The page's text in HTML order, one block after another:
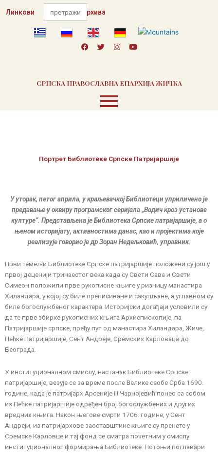
наЛинкови Контакт Архива
Search
for:
F
a
o
o
T
w
e
r
I
n
g
r
a
m
Y
o
b
e
СРПСКА ПРАВОСЛАВНА ЕПАРХИЈА ЖИЧКА
Портрет Библиотеке Српске Патријаршије
У уторак, петог априла, у краљевачкој Библиотеци уприличено је
предавање у оквиру програмског серијала „Водич кроз установе
културе“. Представљена је Библиотека Српске патријаршије, а о
њеном историјату, активностима данас, као и пројектима које
реализује говорио је др Зоран Недељковић, управник.
Први темељи Библиотеке Српске патријаршије положени су још у
првој деценији тринаестог века када су Свети Сава и Свети
Симеон положили прве рукописне књиге у ризницу манастира
Хиландара, у којој су биле преписиване и сакупљане, а углавном су
биле богослужбеног карактера. Историјски догађаји условили су
да те прве збирке рукописних књига Архиепископије, па
Патријаршије српске, пређу пут од манастира Хиландара, Жиче,
Пећке Патријаршије, Сент Андреје, Сремских Карловаца до
Београда.
У институционалном смислу, настанак Библиотеке Српске
патријаршије, везује се за време после Велике сеобе Срба 1690.
године, када је патријарх Арсеније III Чарнојевић понео са собом
из Пећке патријаршије одређен број богослужбених и других
вредних књига. Након његове смрти 1706. године, у Сент
Андреји, из патријархове заоставштине књиге су пренете у
Сремске Карловце и тај фонд се сматра почетним у смислу
институционалног формирања Библиотеке. Потоњи поглавари